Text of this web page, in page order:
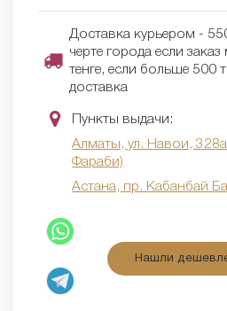
Доставка курьером -
черте города если
тенге, если больше 500
доставка
Пункты выдачи:
Алматы, ул. Навои,
Фараби)
Астана, пр. Кабанбай
Нашли